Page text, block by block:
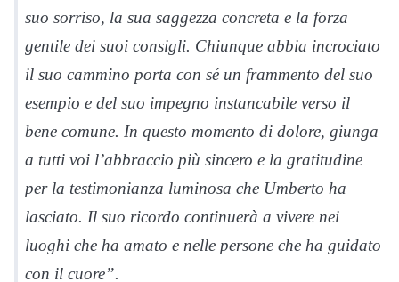
suo sorriso, la sua saggezza concreta e la forza
gentile dei suoi consigli. Chiunque abbia incrociato
il suo cammino porta con sé un frammento del suo
esempio e del suo impegno instancabile verso il
bene comune. In questo momento di dolore, giunga
a tutti voi l’abbraccio più sincero e la gratitudine
per la testimonianza luminosa che Umberto ha
lasciato. Il suo ricordo continuerà a vivere nei
luoghi che ha amato e nelle persone che ha guidato
con il cuore”.